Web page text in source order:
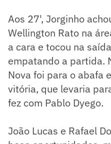
Aos 27', Jorginho
Wellington Rato na
a cara e tocou na
empatando a partida.
Nova foi para o abafa
vitória, que levaria
fez com Pablo Dyego.
João Lucas e Rafael